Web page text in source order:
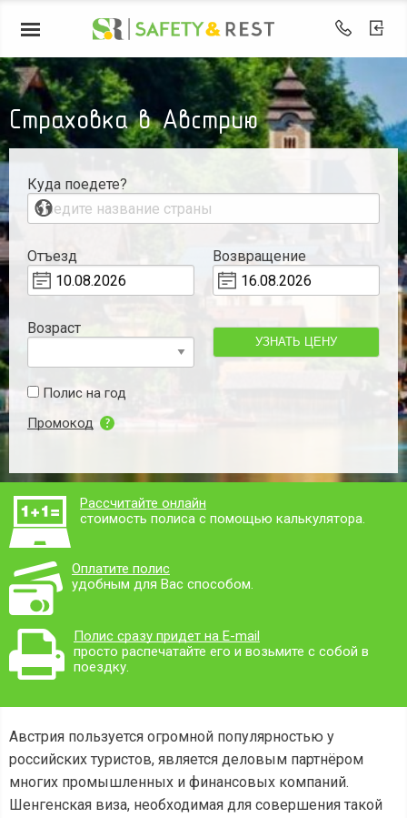
Страховка в Австрию
Куда поедете?
Отъезд Возвращение
Возраст
УЗНАТЬ ЦЕНУ
Полис на год
Промокод
Рассчитайте онлайн
стоимость полиса с помощью калькулятора.
Оплатите полис
удобным для Вас способом.
Полис сразу придет на E-mail
просто распечатайте его и возьмите с собой в
поездку.
Австрия пользуется огромной популярностью у
российских туристов, является деловым партнёром
многих промышленных и финансовых компаний.
Шенгенская виза, необходимая для совершения такой